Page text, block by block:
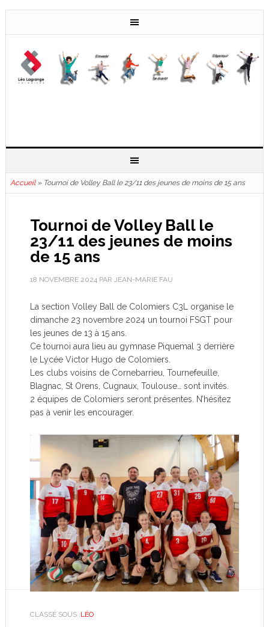
Accueil» Tournoi de Volley Ball le 23/11 des jeunes de moins de 15 ans
Tournoi de Volley Ball le
23/11 des jeunes de moins
de 15 ans
18 NOVEMBRE 2024PAR JEAN-MARIE FAU
La section Volley Ball de Colomiers C3L organise le
dimanche 23 novembre 2024 un tournoi FSGT pour
les jeunes de 13 à 15 ans.
Ce tournoi aura lieu au gymnase Piquemal 3 derrière
le Lycée Victor Hugo de Colomiers.
Les clubs voisins de Cornebarrieu, Tournefeuille,
Blagnac, St Orens, Cugnaux, Toulouse… sont invités.
2 équipes de Colomiers seront présentes. N’hésitez
pas à venir les encourager.
CLASSÉ SOUS :LÉO